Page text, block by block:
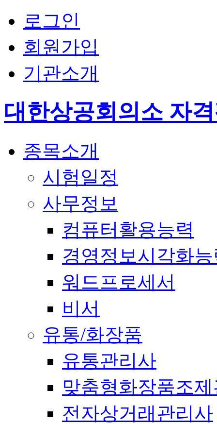
로그인
회원가입
기관소개
대한상공회의소 자
종목소개
시험일정
사무정보
컴퓨터활용능력
경영정보시각화
워드프로세서
비서
유통/화장품
유통관리사
맞춤형화장품조
전자상거래관리사